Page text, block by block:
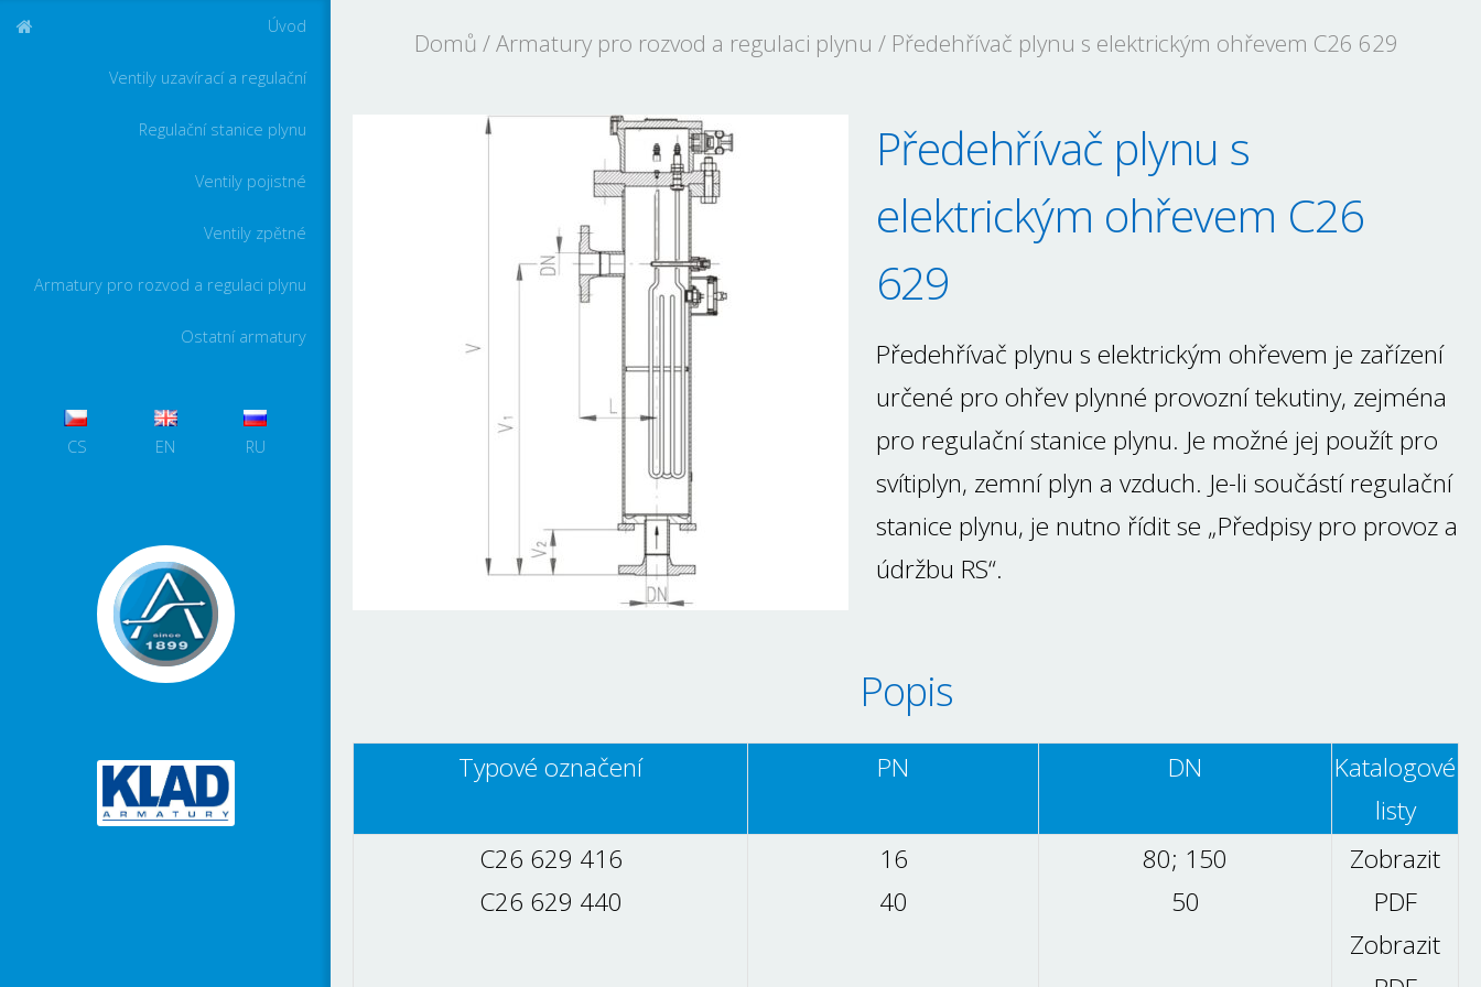
Úvod
Ventily uzavírací a regulační
Regulační stanice plynu
Ventily pojistné
Ventily zpětné
Armatury pro rozvod a regulaci plynu
Ostatní armatury
Domů /Armatury pro rozvod a regulaci plynu / Předehřívač plynu s elektrickým ohřevem C26 629
Předehřívač plynu s
elektrickým ohřevem C26
629
Předehřívač plynu s elektrickým ohřevem je zařízení
určené pro ohřev plynné provozní tekutiny, zejména
pro regulační stanice plynu. Je možné jej použít pro
svítiplyn, zemní plyn a vzduch. Je-li součástí regulační
stanice plynu, je nutno řídit se „Předpisy pro provoz a
údržbu RS“.
Popis
Typové označení PN DN
Katalogové
listy
C26 629 416
C26 629 440
16
40
80; 150
50
Zobrazit
PDF
Zobrazit